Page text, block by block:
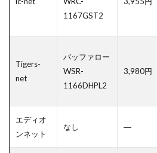
1167GST2
Tigers-
net
バッファロー
WSR-
1166DHPL2
3,980円
エディオ
ンネット
なし ―